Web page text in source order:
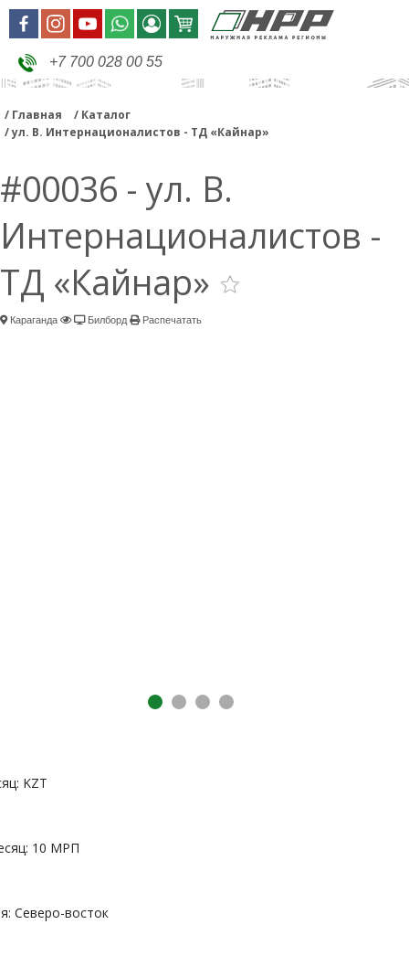
+7 700 028 00 55
Главная
Каталог
ул. В. Интернационалистов - ТД «Кайнар»
#00036 - ул. В.
Интернационалистов -
ТД «Кайнар»
Караганда Билборд Распечатать
KZT
10 МРП
Северо-восток